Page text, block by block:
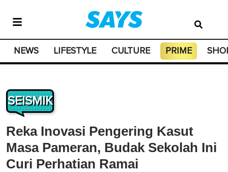
NEWS LIFESTYLE CULTURE PRIME
SEISMIK
Reka Inovasi Pengering Kasut
Masa Pameran, Budak Sekolah Ini
Curi Perhatian Ramai